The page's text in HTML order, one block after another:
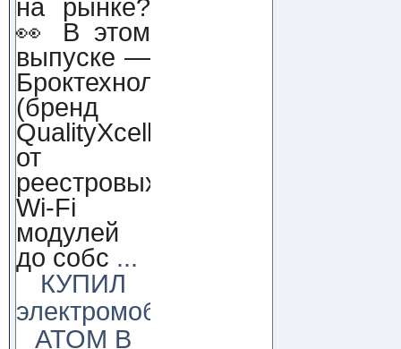
на рынке?
👀 В этом
выпуске —
Броктехнолоджи
(бренд
QualityXcellence):
от
реестровых
Wi-Fi
модулей
до собс ...
КУПИЛ
электромобиль
АТОМ В